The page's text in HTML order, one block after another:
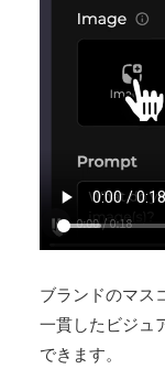
ブランドのマス
一貫したビジュ
できます。